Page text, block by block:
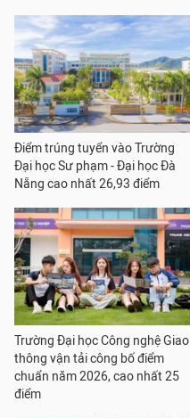
Điểm trúng tuyển vào Trường
Đại học Sư phạm - Đại học Đà
Nẵng cao nhất 26,93 điểm
Trường Đại học Công nghệ Giao
thông vận tải công bố điểm
chuẩn năm 2026, cao nhất 25
điểm